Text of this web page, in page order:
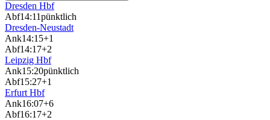
Dresden Hbf
Abf14:11pünktlich
Dresden-Neustadt
Ank14:15+1
Abf14:17+2
Leipzig Hbf
Ank15:20pünktlich
Abf15:27+1
Erfurt Hbf
Ank16:07+6
Abf16:17+2